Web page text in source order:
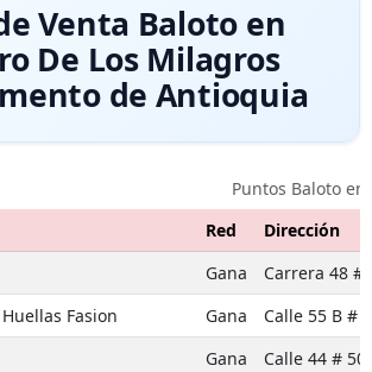
Venta Baloto en
De Los Milagros
de Antioquia
Red
Dirección
Gana
Carrera 48 #
Fasion
Gana
Calle 55 B #
Gana
Calle 44 # 50
Puntos Baloto